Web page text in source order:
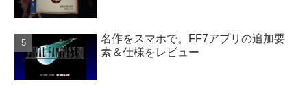
名作をスマホで。FF7アプリの追加要
素＆仕様をレビュー